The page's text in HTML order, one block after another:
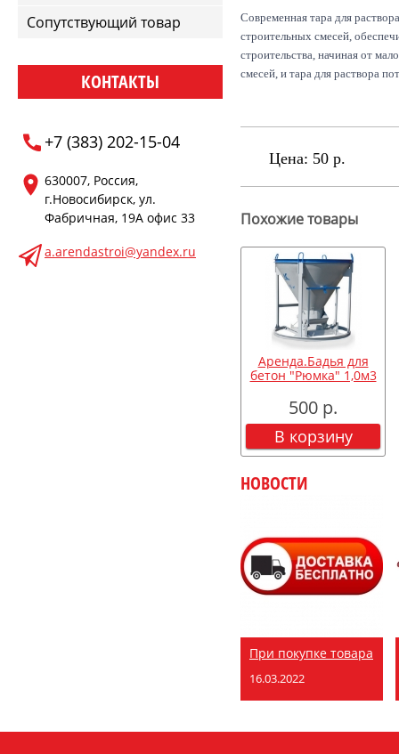
Сопутствующий товар
КОНТАКТЫ
+7 (383) 202-15-04
630007, Россия,
г.Новосибирск, ул.
Фабричная, 19А офис 33
a.arendastroi@yandex.ru
Современная тара для
строительных смесей,
строительства, начиная от
смесей, и тара для раствора
Цена: 50 р.
Похожие товары
Аренда.Бадья для
бетон "Рюмка" 1,0м3
500 р.
В корзину
НОВОСТИ
При покупке товара
16.03.2022